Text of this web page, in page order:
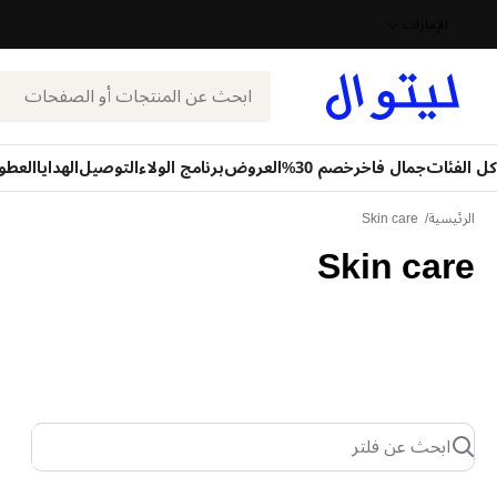
بحث
كل الفئاتجمال فاخرخصم 30% العروضبرنامج الولاءالتوصيلالهدايا
الرئيسية Skin care
Skin care
ابحث عن فلتر